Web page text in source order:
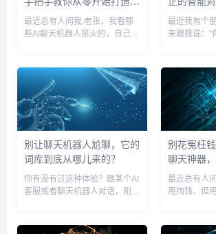
获取
最近总有人问我,老张，我看那
些AI聊天机器人挺火的，自己能
问题问得挺实在，现在AI技术看
似高深，但其实门槛已经降低了
不少，今天咱就不扯那些虚头
巴...
最近我有个
来跟我说：“
出现幻觉了
给我看了
社交软件，
别让聊天机器人尬聊，它的
词库到底从哪儿来的？
你有没有过这种体验？跟某个AI
客服或者聊天机器人对话，刚开
种特别“官方”、特别“死板”的表
别花冤枉
聊天神器
效率翻倍
最近总有人
用掏钱、但
但自己上手